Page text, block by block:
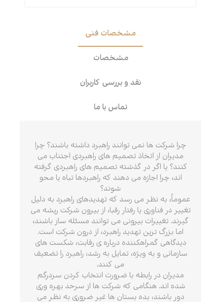
مشخصات فنی
مشخصات
نقد و بررسی کاربران
تماس با ما
چرا شرکت ها نمی توانند راهبرد داشته باشند؟ چرا
مدیران از اتخاذ تصمیم های راهبردی اجتناب می
کنند؟ یا اگر در گذشته تصمیم های راهبردی گرفته
اند، چرا اجازه می دهند که راهبردها تباه یا محو
شوند؟
عموماً، به نظر می رسد که تهدیدهای راهبرد به دلیل
تغییر در فناوری یا رفتار رقبا، از بیرون شرکت ریشه می
گیرند. تغییرات بیرونی می توانند مسئله ساز باشند،
اما بزرگ ترین تهدید راهبرد، از درون شرکت است.
دیدگاهی گمراه­کننده درباره ی رقابت، شکست های
سازمانی و به ویژه، تمایل به رشد، راهبرد را تضعیف
می کنند.
مدیران در رابطه با ضرورت انتخاب کردن سردرگم
شده اند. هنگامی که شرکت ها از سرحد بهره وری
دور باشند، بده بستان ها غیر ضروری به نظر می